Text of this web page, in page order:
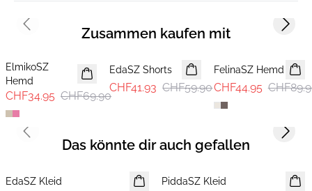
Zusammen kaufen mit
ElmikoSZ
Hemd
CHF34.95 CHF69.90
30%
EdaSZ Shorts
CHF41.93 CHF59.90
-50%
FelinaSZ Hemd
CHF44.95
Previous slide Next
Das könnte dir auch gefallen
EdaSZ Kleid NEUHEIT
PiddaSZ Kleid
Previous slide Next